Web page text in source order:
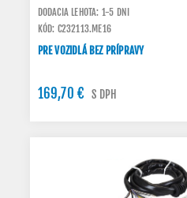
DODACIA LEHOTA: 1-5 DNI
KÓD: C232113.ME16
PRE VOZIDLÁ BEZ PRÍPRAVY
169,70 € S DPH